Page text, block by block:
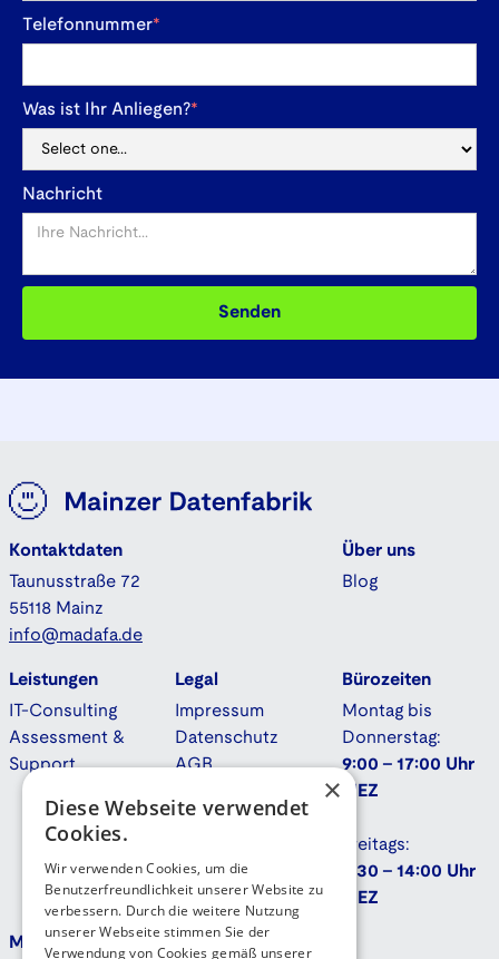
Telefonnummer*
Was ist Ihr Anliegen?*
Nachricht
Kontaktdaten
Taunusstraße 72
55118 Mainz
info@madafa.de
Über uns
Blog
Leistungen
IT-Consulting
Assessment &
Support
Legal
Impressum
Datenschutz
AGB
Bürozeiten
Montag bis
Donnerstag:
9:00 - 17:00 Uhr
MEZ
Freitags:
9:30 - 14:00 Uhr
MEZ
Mehr Kontakt
×
Diese Webseite verwendet
Cookies.
Wir verwenden Cookies, um die
Benutzerfreundlichkeit unserer Website zu
verbessern. Durch die weitere Nutzung
unserer Webseite stimmen Sie der
Verwendung von Cookies gemäß unserer